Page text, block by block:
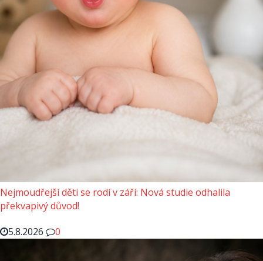
Nejmoudřejší děti se rodí v září: Nová studie odhalila
překvapivý důvod!
5.8.2026
0